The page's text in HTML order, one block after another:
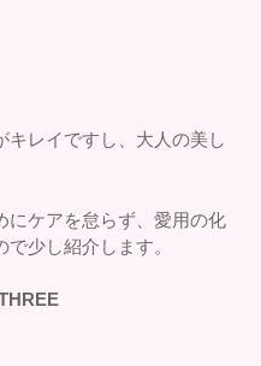
キレイですし、大人の美し
にケアを怠らず、愛用の化
少し紹介します。